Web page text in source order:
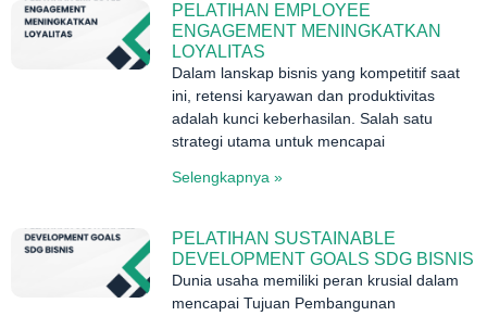
PELATIHAN EMPLOYEE
ENGAGEMENT MENINGKATKAN
LOYALITAS
Dalam lanskap bisnis yang kompetitif saat
ini, retensi karyawan dan produktivitas
adalah kunci keberhasilan. Salah satu
strategi utama untuk mencapai
Selengkapnya »
PELATIHAN SUSTAINABLE
DEVELOPMENT GOALS SDG BISNIS
Dunia usaha memiliki peran krusial dalam
mencapai Tujuan Pembangunan